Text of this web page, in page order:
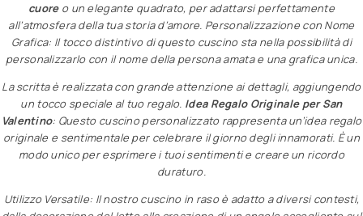
cuoreo un elegante quadrato, per adattarsi perfettamente
all’atmosfera della tua storia d’amore. Personalizzazione con Nome
Grafica: Il tocco distintivo di questo cuscino sta nella possibilità di
personalizzarlo con il nome della persona amata e una grafica unica.
La scritta è realizzata con grande attenzione ai dettagli, aggiungendo
un tocco speciale al tuo regalo. Idea Regalo Originale per San
Valentino: Questo cuscino personalizzato rappresenta un’idea regalo
originale e sentimentale per celebrare il giorno degli innamorati. È un
modo unico per esprimere i tuoi sentimenti e creare un ricordo
duraturo.
Utilizzo Versatile: Il nostro cuscino in raso è adatto a diversi contesti,